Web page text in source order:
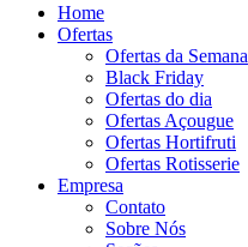
Home
Ofertas
Ofertas da Semana
Black Friday
Ofertas do dia
Ofertas Açougue
Ofertas Hortifruti
Ofertas Rotisserie
Empresa
Contato
Sobre Nós